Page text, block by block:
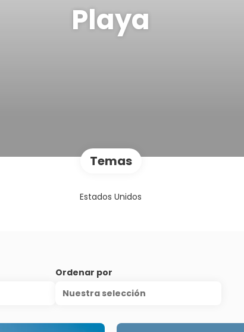
Playa
Temas
Estados Unidos
Ordenar por
Nuestra selección